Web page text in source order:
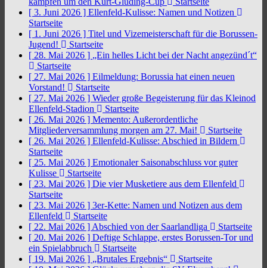
[ 3. Juni 2026 ] Ellenfeld-Kulisse: Namen und Notizen
Startseite
[ 1. Juni 2026 ] Titel und Vizemeisterschaft für die Borussen-
Jugend!
Startseite
[ 28. Mai 2026 ] „Ein helles Licht bei der Nacht angezünd´t“
Startseite
[ 27. Mai 2026 ] Eilmeldung: Borussia hat einen neuen
Vorstand!
Startseite
[ 27. Mai 2026 ] Wieder große Begeisterung für das Kleinod
Ellenfeld-Stadion
Startseite
[ 26. Mai 2026 ] Memento: Außerordentliche
Mitgliederversammlung morgen am 27. Mai!
Startseite
[ 26. Mai 2026 ] Ellenfeld-Kulisse: Abschied in Bildern
Startseite
[ 25. Mai 2026 ] Emotionaler Saisonabschluss vor guter
Kulisse
Startseite
[ 23. Mai 2026 ] Die vier Musketiere aus dem Ellenfeld
Startseite
[ 23. Mai 2026 ] 3er-Kette: Namen und Notizen aus dem
Ellenfeld
Startseite
[ 22. Mai 2026 ] Abschied von der Saarlandliga
Startseite
[ 20. Mai 2026 ] Deftige Schlappe, erstes Borussen-Tor und
ein Spielabbruch
Startseite
[ 19. Mai 2026 ] „Brutales Ergebnis“
Startseite